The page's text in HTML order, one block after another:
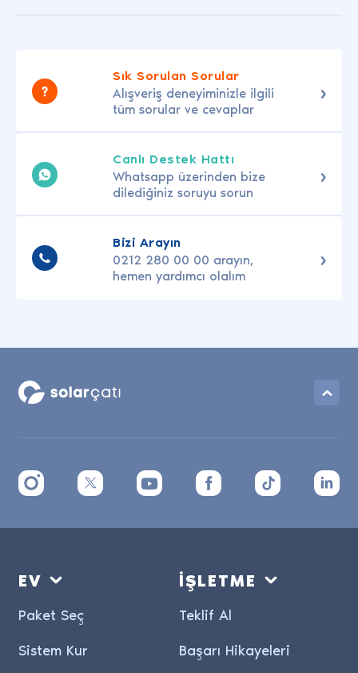
Sık Sorulan Sorular
Alışveriş deneyiminizle ilgili
tüm sorular ve cevaplar
Canlı Destek Hattı
Whatsapp üzerinden bize
dilediğiniz soruyu sorun
Bizi Arayın
0212 280 00 00 arayın,
hemen yardımcı olalım
EV
Paket Seç
Sistem Kur
İŞLETME
Teklif Al
Başarı Hikayeleri